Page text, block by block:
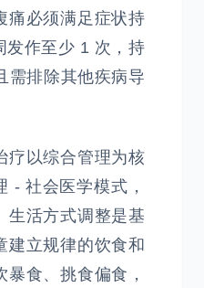
痛必须满足症状持
发作至少 1 次，持
需排除其他疾病导
疗以综合管理为核
- 社会医学模式，
生活方式调整是基
建立规律的饮食和
食、挑食偏食，